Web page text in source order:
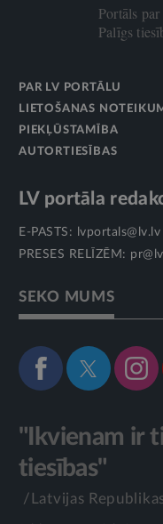
Portāls
Palīgs
PAR LV PORTĀLU
LIETOŠANAS
PIEKĻŪSTAMĪBA
AUTORTIESĪBAS
LV portāla
E-PASTS:
lvportals@lv.lv
PRESES RELĪZĒM:
SEKO MUMS
"Ikvienam ir
tiesības"
/Latvijas